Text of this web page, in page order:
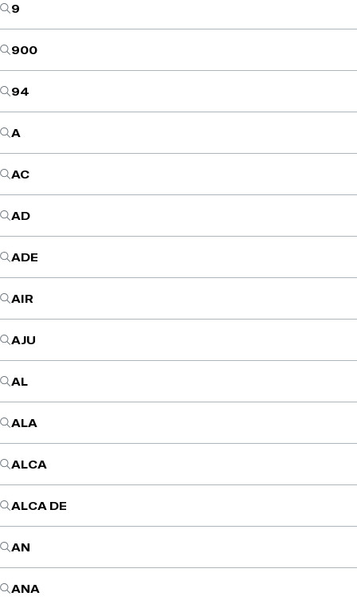
9
900
94
A
AC
AD
ADE
AIR
AJU
AL
ALA
ALCA
ALCA DE
AN
ANA